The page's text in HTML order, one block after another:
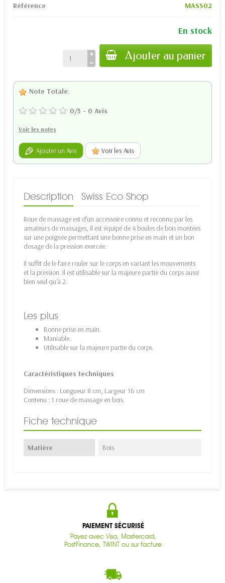
Référence MASS02
En stock
Ajouter au panier
Note Totale:
0/5 - 0 Avis
Voir les notes
Ajouter un Avis Voir les Avis
Description Swiss Eco Shop
Roue de massage est d’un accessoire connu et reconnu par les
amateurs de massages, il est équipé de 4 boules de bois montées
sur une poignée permettant une bonne prise en main et un bon
dosage de la pression exercée.
Il suffit de le faire rouler sur le corps en variant les mouvements
et la pression. Il est utilisable sur la majeure partie du corps aussi
bien seul qu'à 2.
Les plus
Bonne prise en main.
Maniable.
Utilisable sur la majeure partie du corps.
Caractéristiques techniques
Dimensions : Longueur 8 cm, Largeur 16 cm
Contenu : 1 roue de massage en bois.
Fiche technique
Matière Bois
PAIEMENT SÉCURISÉ
Payez avec Visa, Mastercard,
PostFinance, TWINT ou sur facture